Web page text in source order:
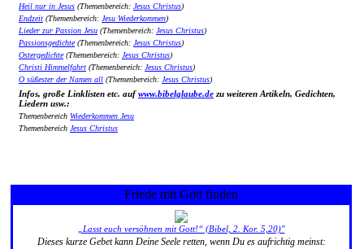
Heil nur in Jesus (Themenbereich: Jesus Christus)
Endzeit (Themenbereich: Jesu Wiederkommen)
Lieder zur Passion Jesu (Themenbereich: Jesus Christus)
Passionsgedichte(Themenbereich: Jesus Christus)
Ostergedichte(Themenbereich: Jesus Christus)
Christi Himmelfahrt (Themenbereich: Jesus Christus)
O süßester der Namen all (Themenbereich: Jesus Christus)
Infos, große Linklisten etc. aufwww.bibelglaube.de zu weiteren Artikeln, Gedichten,
Liedern usw.:
Themenbereich Wiederkommen Jesu
Themenbereich Jesus Christus
Friede mit Gott finden
„Lasst euch versöhnen mit Gott!“ (Bibel, 2. Kor. 5,20)"
Dieses kurze Gebet kann Deine Seele retten, wenn Du es aufrichtig meinst: